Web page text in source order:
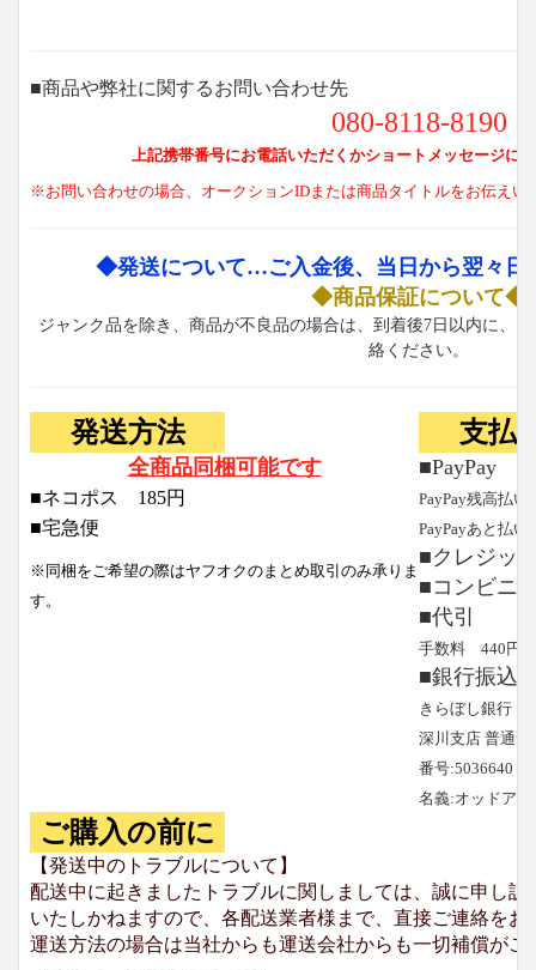
■商品や弊社に関するお問い合わせ先
080-8118-8190
上記携帯番号にお電話いただくかショートメッセージに
※お問い合わせの場合、オークションIDまたは商品タイトルをお伝えい
◆発送について…ご入金後、当日から翌々日
◆商品保証について◆
ジャンク品を除き、商品が不良品の場合は、到着後7日以内に、
絡ください。
発送方法
全商品同梱可能です
■ネコポス 185円
■宅急便
※同梱をご希望の際はヤフオクのまとめ取引のみ承りま
す。
支払
■PayPay
PayPay残高払い
PayPayあと払い
■クレジッ
■コンビニ
■代引
手数料 440円と
■銀行振込
きらぼし銀行
深川支店 普通預
番号:5036640
名義:オッドア
ご購入の前に
【発送中のトラブルについて】
配送中に起きましたトラブルに関しましては、誠に申し
いたしかねますので、各配送業者様まで、直接ご連絡を
運送方法の場合は当社からも運送会社からも一切補償がご